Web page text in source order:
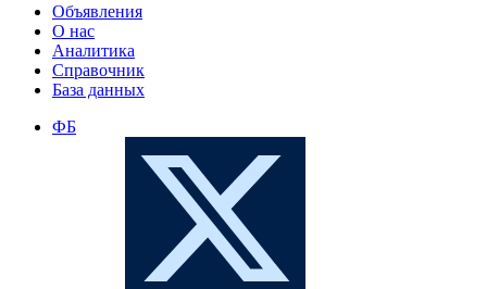
Объявления
О нас
Аналитика
Справочник
База данных
ФБ